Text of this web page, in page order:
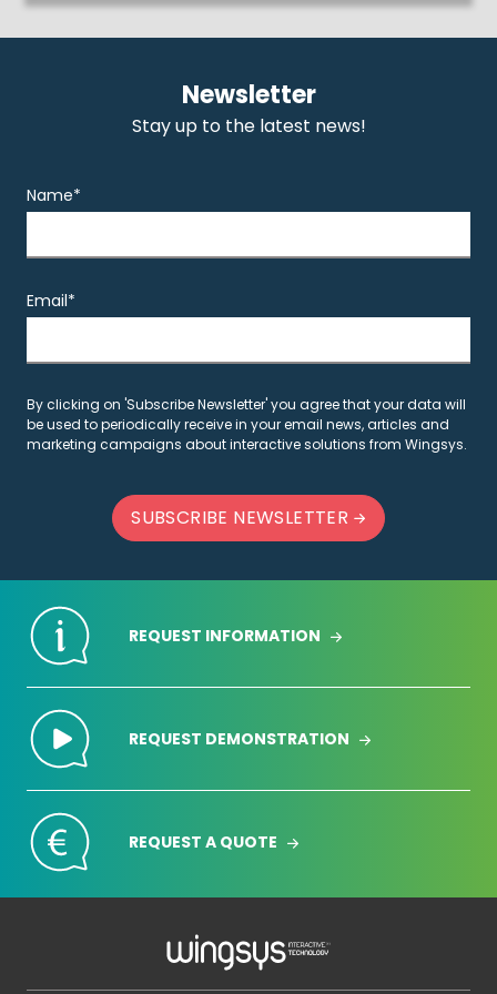
Newsletter
Stay up to the latest news!
Name*
Email*
By clicking on 'Subscribe Newsletter' you agree that your data will
be used to periodically receive in your email news, articles and
marketing campaigns about interactive solutions from Wingsys.
SUBSCRIBE NEWSLETTER
REQUEST INFORMATION
REQUEST DEMONSTRATION
REQUEST A QUOTE